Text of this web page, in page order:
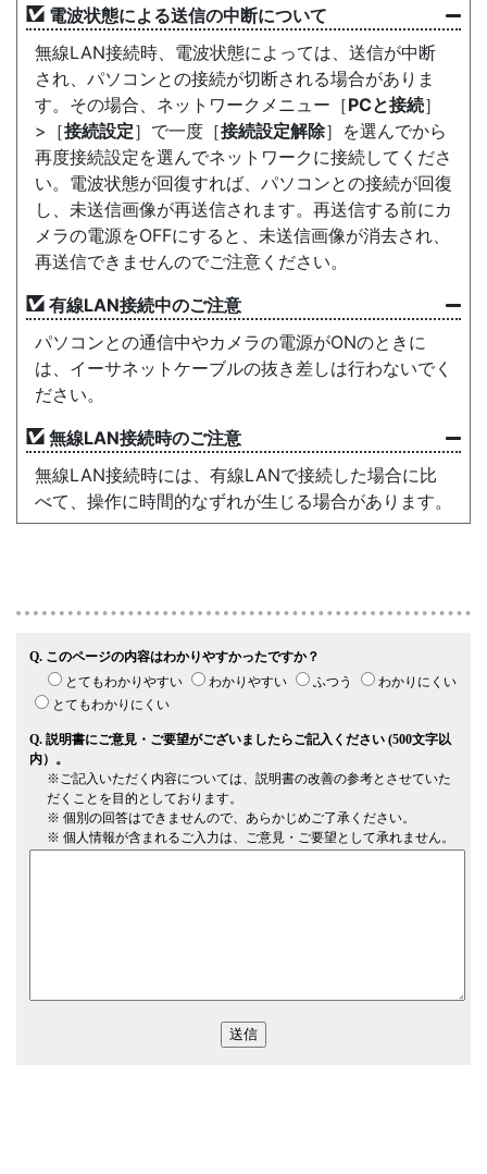
電波状態による送信の中断について
無線LAN接続時、電波状態によっては、送信が中断
され、パソコンとの接続が切断される場合がありま
す。その場合、ネットワークメニュー［PCと接続］
>［接続設定］で一度［接続設定解除］を選んでから
再度接続設定を選んでネットワークに接続してくださ
い。電波状態が回復すれば、パソコンとの接続が回復
し、未送信画像が再送信されます。再送信する前にカ
メラの電源をOFFにすると、未送信画像が消去され、
再送信できませんのでご注意ください。
有線LAN接続中のご注意
パソコンとの通信中やカメラの電源がONのときに
は、イーサネットケーブルの抜き差しは行わないでく
ださい。
無線LAN接続時のご注意
無線LAN接続時には、有線LANで接続した場合に比
べて、操作に時間的なずれが生じる場合があります。